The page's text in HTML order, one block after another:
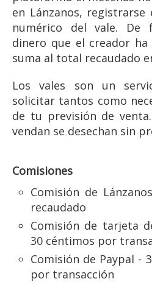
en Lánzanos,
numérico del vale. De
dinero que el creador
suma al total recaudado
Los vales son un
solicitar tantos como
de tu previsión de
vendan se desechan sin
Comisiones
Comisión de
recaudado
Comisión de tarjeta
30 céntimos por
Comisión de Paypal -
por transacción